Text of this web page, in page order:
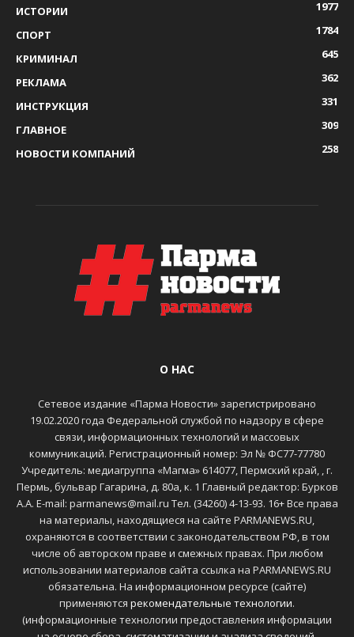
ИСТОРИИ
1977
СПОРТ
1784
КРИМИНАЛ
645
РЕКЛАМА
362
ИНСТРУКЦИЯ
331
ГЛАВНОЕ
309
НОВОСТИ КОМПАНИЙ
258
О НАС
Сетевое издание «Парма Новости» зарегистрировано
19.02.2020 года Федеральной службой по надзору в сфере
связи, информационных технологий и массовых
коммуникаций. Регистрационный номер: Эл № ФС77-77780
Учредитель: медиагруппа «Магма» 614077, Пермский край, , г.
Пермь, бульвар Гагарина, д. 80а, к. 1 Главный редактор: Бурков
А.А. E-mail: parmanews@mail.ru Тел. (34260) 4-13-93. 16+ Все права
на материалы, находящиеся на сайте PARMANEWS.RU,
охраняются в соответствии с законодательством РФ, в том
числе об авторском праве и смежных правах. При любом
использовании материалов сайта ссылка на PARMANEWS.RU
обязательна. На информационном ресурсе (сайте)
применяются рекомендательные технологии.
(информационные технологии предоставления информации